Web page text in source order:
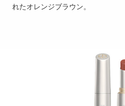
れたオレンジブラウン。